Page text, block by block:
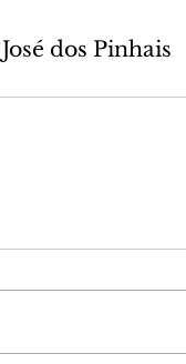
dos Pinhais